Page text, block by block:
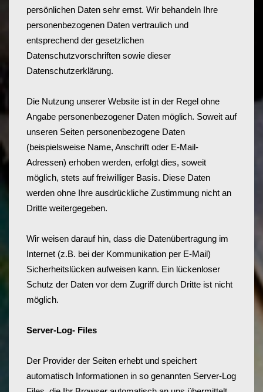
persönlichen Daten sehr ernst. Wir behandeln Ihre
personenbezogenen Daten vertraulich und
entsprechend der gesetzlichen
Datenschutzvorschriften sowie dieser
Datenschutzerklärung.
Die Nutzung unserer Website ist in der Regel ohne
Angabe personenbezogener Daten möglich. Soweit auf
unseren Seiten personenbezogene Daten
(beispielsweise Name, Anschrift oder E-Mail-
Adressen) erhoben werden, erfolgt dies, soweit
möglich, stets auf freiwilliger Basis. Diese Daten
werden ohne Ihre ausdrückliche Zustimmung nicht an
Dritte weitergegeben.
Wir weisen darauf hin, dass die Datenübertragung im
Internet (z.B. bei der Kommunikation per E-Mail)
Sicherheitslücken aufweisen kann. Ein lückenloser
Schutz der Daten vor dem Zugriff durch Dritte ist nicht
möglich.
Server-Log- Files
Der Provider der Seiten erhebt und speichert
automatisch Informationen in so genannten Server-Log